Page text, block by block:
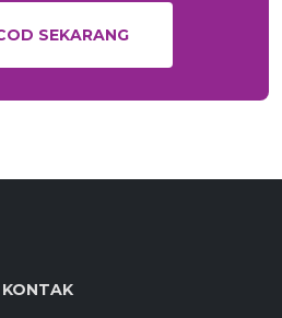
SEKARANG
KONTAK